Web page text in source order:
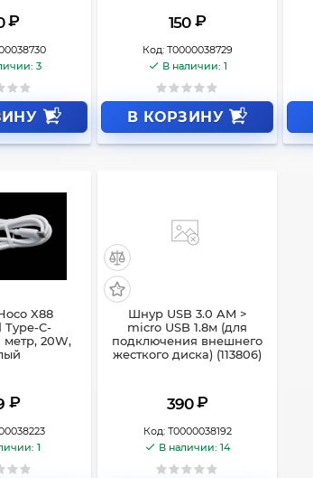
₽
3
150 ₽
Код: Т0000038729
В наличии: 1
В КОРЗИНУ
X88
Type-C-
20W,
₽
1
Шнур USB 3.0 AM >
micro USB 1.8м (для
подключения внешнего
жесткого диска) (113806)
390 ₽
Код: Т0000038192
В наличии: 14